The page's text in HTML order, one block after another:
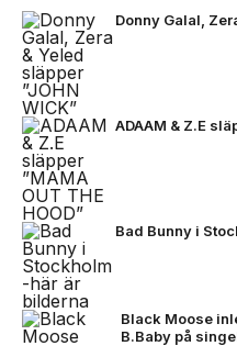
Donny Galal,
ADAAM & Z.E
Bad Bunny i
Black Moose
B.Baby på